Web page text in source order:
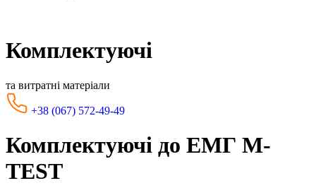
Комплектуючі
та витратні матеріали
+38 (067) 572-49-49
Комплектуючі до ЕМГ M-
TEST